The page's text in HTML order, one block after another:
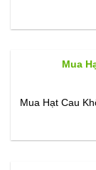
Mua
Mua Hạt Cau